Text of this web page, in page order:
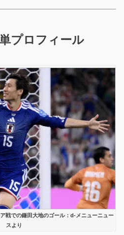
プロフィール
戦での鎌田大地のゴール：d-メニューニュー
スより